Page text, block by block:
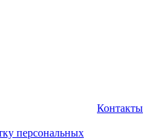
персональных
Контакты